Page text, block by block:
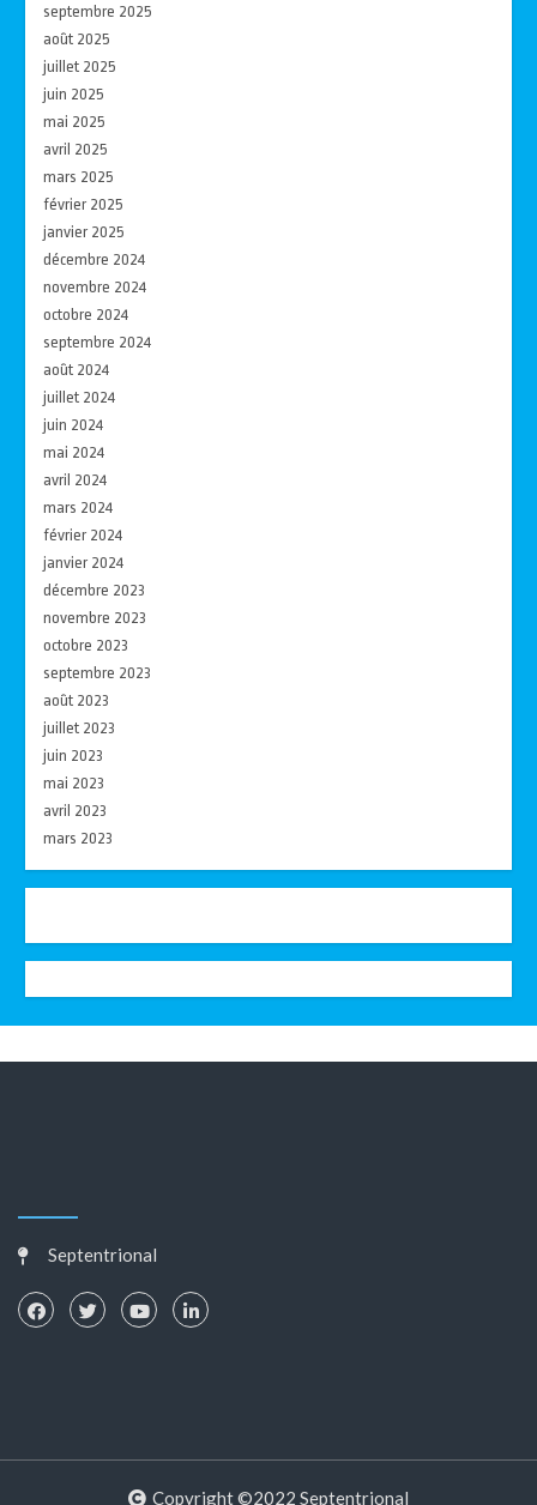
septembre 2025
août 2025
juillet 2025
juin 2025
mai 2025
avril 2025
mars 2025
février 2025
janvier 2025
décembre 2024
novembre 2024
octobre 2024
septembre 2024
août 2024
juillet 2024
juin 2024
mai 2024
avril 2024
mars 2024
février 2024
janvier 2024
décembre 2023
novembre 2023
octobre 2023
septembre 2023
août 2023
juillet 2023
juin 2023
mai 2023
avril 2023
mars 2023
Septentrional
Copyright ©2022 Septentrional